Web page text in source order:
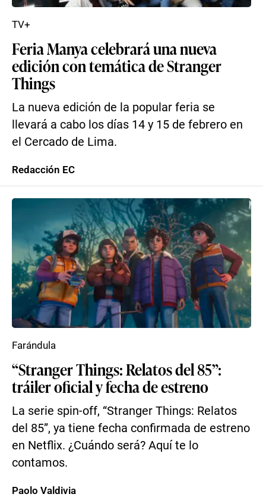
Feria Manya celebrará una nueva
edición con temática de Stranger
Things
La nueva edición de la popular feria se
llevará a cabo los días 14 y 15 de febrero en
el Cercado de Lima.
TV+
Redacción EC
“Stranger Things: Relatos del 85”:
tráiler oficial y fecha de estreno
La serie spin-off, “Stranger Things: Relatos
del 85”, ya tiene fecha confirmada de estreno
en Netflix. ¿Cuándo será? Aquí te lo
contamos.
Farándula
Paolo Valdivia